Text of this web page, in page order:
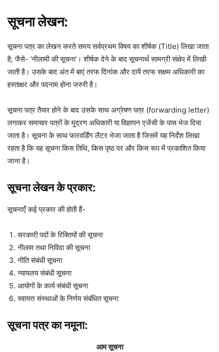
सूचना लेखन:
सूचना पत्र का लेखन करते समय सर्वप्रथम विषय का शीर्षक (Title) लिखा जाता
है; जैसे- ‘नीलामी की सूचना’। शीर्षक देने के बाद सूचनार्थ सामग्री संक्षेप में लिखी
जाती है। उसके बाद अंत में बाएं तरफ दिनांक और दायें तरफ सक्षम अधिकारी का
हस्ताक्षर और पदनाम होना जरुरी है।
सूचना पत्र तैयार होने के बाद उसके साथ अग्रेषण पत्र (forwarding letter)
लगाकर समाचार पत्रों के मुद्रण अधिकारी या विज्ञापन एजेंसी के पास भेज दिया
जाता है। सूचना के साथ फारवर्डिंग लैटर भेजा जाता है जिसमें यह निर्देश लिखा
रहता है कि यह सूचना किस तिथि, किस पृष्ठ पर और किस रूप में प्रकाशित किया
जाना है।
सूचना लेखन के प्रकार:
सूचनाएँ कई प्रकार की होती हैं-
सरकारी पदों के रिक्तियों की सूचना
नीलाम तथा निविदा की सूचना
नीति संबंधी सूचना
न्यायलय संबंधी सूचना
आयोगों के कार्य संबंधी सूचना
स्वायत्त संस्थाओं के निर्णय संबंधित सूचना
सूचना पत्र का नमूना:
आम सूचना